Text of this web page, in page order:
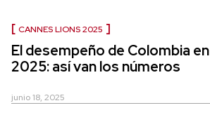
CANNES LIONS 2025
El desempeño de Colombia
2025: así van los números
junio 18, 2025